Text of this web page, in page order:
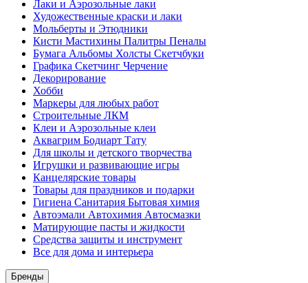
Лаки и Аэрозольные лаки
Художественные краски и лаки
Мольберты и Этюдники
Кисти Мастихины Палитры Пеналы
Бумага Альбомы Холсты Скетчбуки
Графика Скетчинг Черчение
Декорирование
Хобби
Маркеры для любых работ
Строительные ЛКМ
Клеи и Аэрозольные клеи
Аквагрим Бодиарт Тату
Для школы и детского творчества
Игрушки и развивающие игры
Канцелярские товары
Товары для праздников и подарки
Гигиена Санитария Бытовая химия
Автоэмали Автохимия Автосмазки
Матирующие пасты и жидкости
Средства защиты и инструмент
Все для дома и интерьера
Бренды